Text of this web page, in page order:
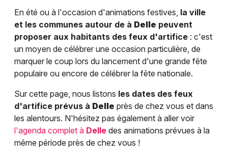
En été ou à l'occasion d'animations festives, la ville
et les communes autour de à Delle peuvent
proposer aux habitants des feux d'artifice : c'est
un moyen de célébrer une occasion particulière, de
marquer le coup lors du lancement d'une grande fête
populaire ou encore de célébrer la fête nationale.
Sur cette page, nous listons les dates des feux
d'artifice prévus à Delle près de chez vous et dans
les alentours. N'hésitez pas également à aller voir
l'agenda complet à Delle des animations prévues à la
même période près de chez vous !